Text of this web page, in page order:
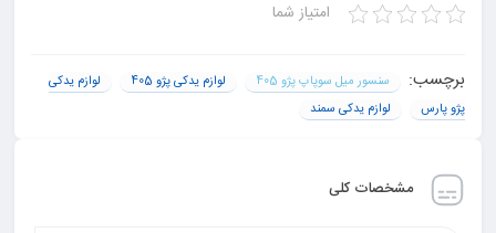
امتیاز شما
برچسب: سنسور میل سوپاپ پژو 405 لوازم یدکی پژو 405
لوازم یدکی
پژو پارس
لوازم یدکی سمند
مشخصات کلی